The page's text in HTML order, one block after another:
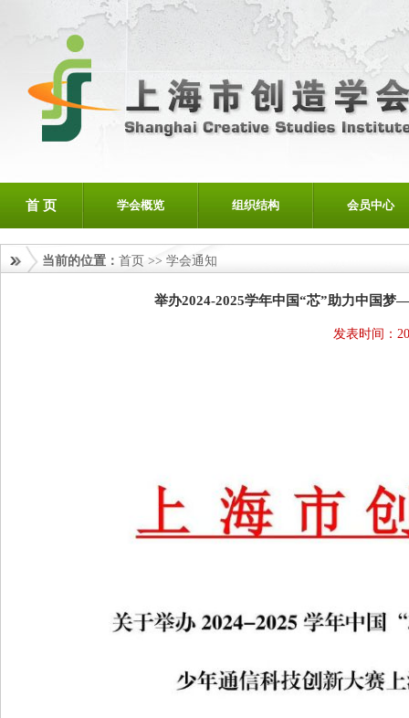
首 页 学会概览 组织结构 会员中心
当前的位置： 首页 >> 学会通知
举办2024-2025学年中国“芯”助力中国
发表时间：